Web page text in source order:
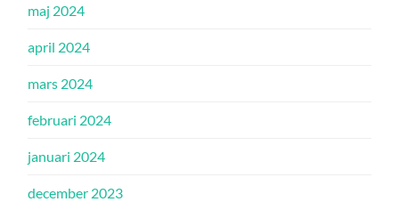
maj 2024
april 2024
mars 2024
februari 2024
januari 2024
december 2023